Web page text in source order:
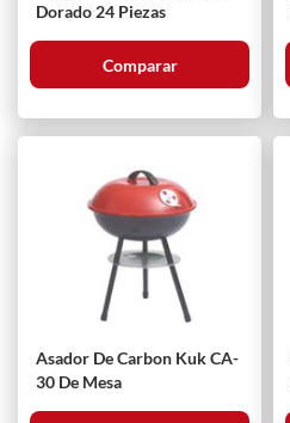
Dorado 24 Piezas
Comparar
Asador De Carbon Kuk CA-
30 De Mesa